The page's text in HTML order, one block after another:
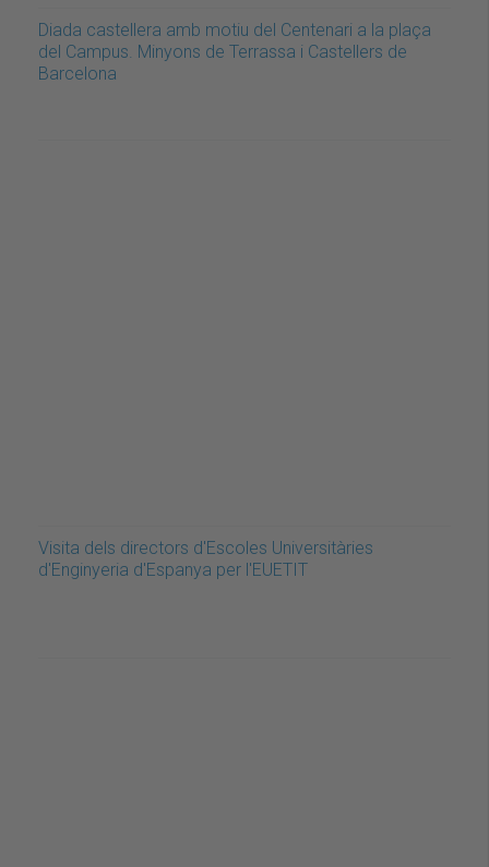
Diada castellera amb motiu del Centenari a la plaça
del Campus. Minyons de Terrassa i Castellers de
Barcelona
Visita dels directors d'Escoles Universitàries
d'Enginyeria d'Espanya per l'EUETIT